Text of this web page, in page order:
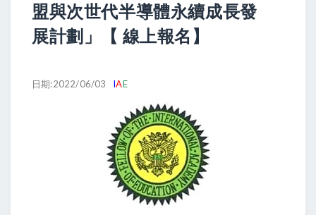
盟與次世代半導體永續成長發
展計劃」【 線上報名】
日期:2022/06/03 IAE